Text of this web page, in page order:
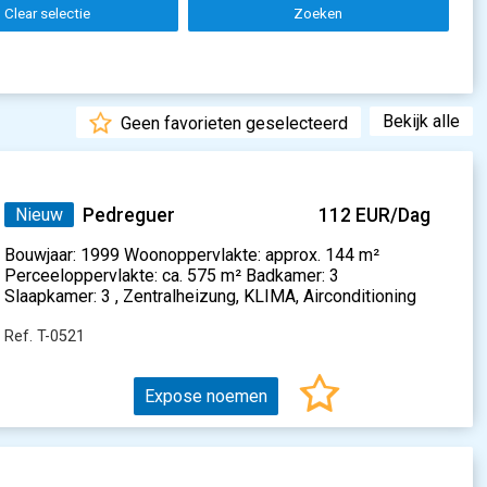
Clear selectie Zoeken
Bekijk alle
Geen favorieten geselecteerd
Nieuw Pedreguer 112 EUR/Dag
Bouwjaar: 1999 Woonoppervlakte: approx. 144 m²
Perceeloppervlakte: ca. 575 m² Badkamer: 3
Slaapkamer: 3 , Zentralheizung, KLIMA, Airconditioning
Ref. T-0521
Expose noemen